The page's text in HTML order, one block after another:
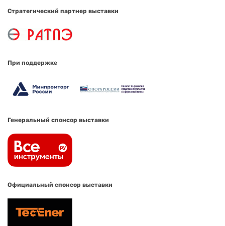
Стратегический партнер выставки
При поддержке
Генеральный спонсор выставки
Официальный спонсор выставки